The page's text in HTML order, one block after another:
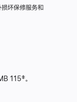
坏保修服务和
115‡。